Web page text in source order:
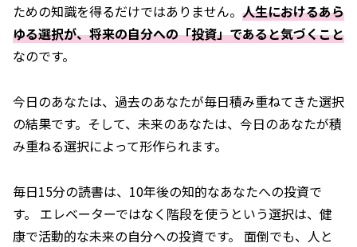
ための知識を得るだけではありません。 人生におけるあら
ゆる選択が、将来の自分への「投資」であると気づくこと
なのです。
今日のあなたは、過去のあなたが毎日積み重ねてきた選択
の結果です。そして、未来のあなたは、今日のあなたが積
み重ねる選択によって形作られます。
毎日15分の読書は、10年後の知的なあなたへの投資で
す。 エレベーターではなく階段を使うという選択は、健
康で活動的な未来の自分への投資です。 面倒でも、人と